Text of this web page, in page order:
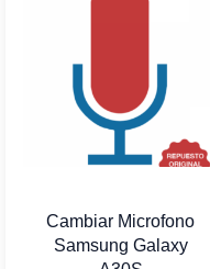
Cambiar Microfono
Samsung Galaxy